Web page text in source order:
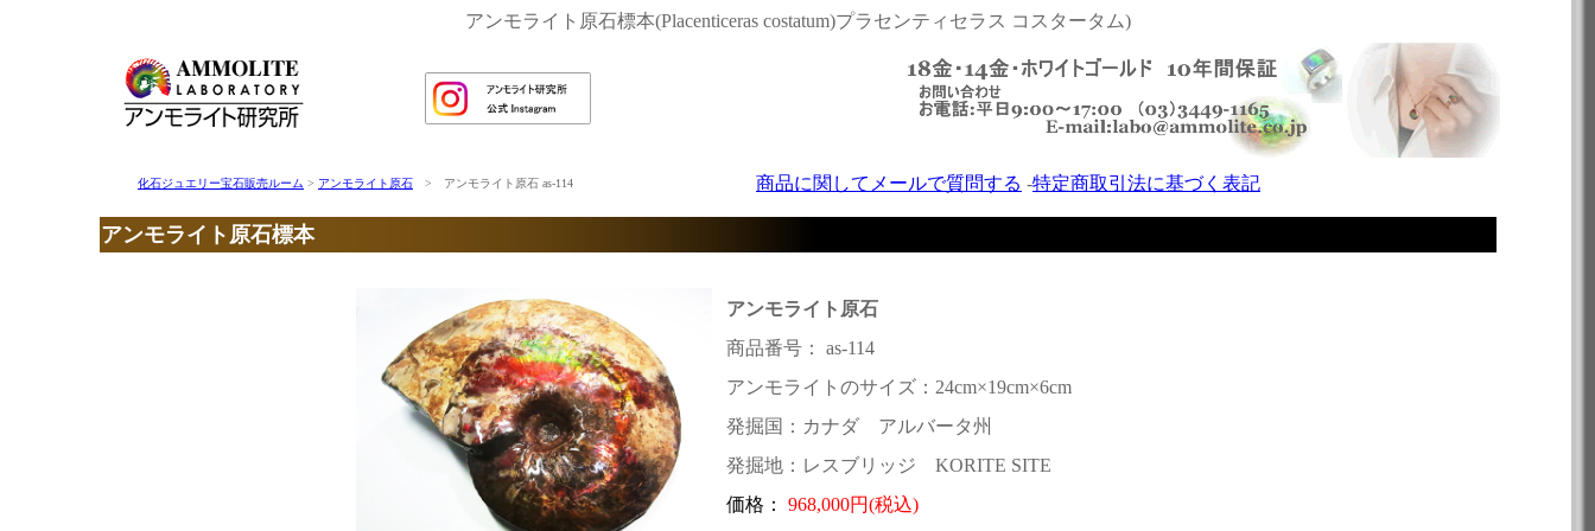
アンモライト原石標本(Placenticeras costatum)プラセンティセラス コスタータム)
化石ジュエリー宝石販売ルーム > アンモライト原石 > アンモライト原石 as-114 商品に関してメールで質問する -特定商取引法に基づく表記
アンモライト原石標本
アンモライト原石
商品番号： as-114
アンモライトのサイズ：24cm×19cm×6cm
発掘国：カナダ アルバータ州
発掘地：レスブリッジ KORITE SITE
価格：
968,000円(税込)